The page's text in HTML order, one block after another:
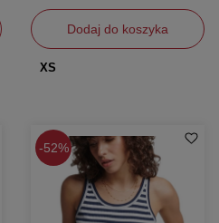
Dodaj do koszyka
XS
52%